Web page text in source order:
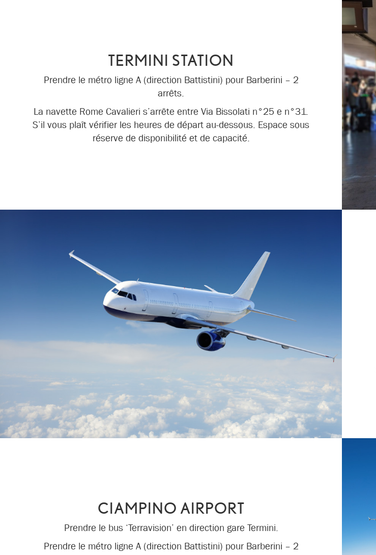
TERMINI STATION
Prendre le métro ligne A (direction Battistini) pour Barberini – 2
arrêts.
La navette Rome Cavalieri s’arrête entre Via Bissolati n°25 e n°31.
S’il vous plaît vérifier les heures de départ au-dessous. Espace sous
réserve de disponibilité et de capacité.
CIAMPINO AIRPORT
Prendre le bus ‘Terravision’ en direction gare Termini.
Prendre le métro ligne A (direction Battistini) pour Barberini – 2